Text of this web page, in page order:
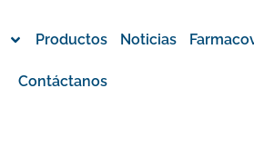
Productos Noticias
Contáctanos